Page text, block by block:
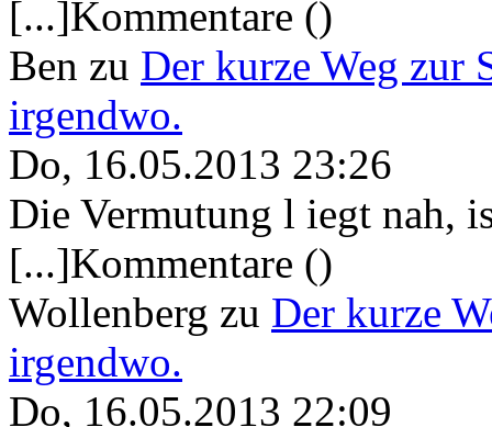
[...]Kommentare ()
Ben zu Der kurze Weg zur
irgendwo.
Do, 16.05.2013 23:26
Die Vermutung l iegt nah,
[...]Kommentare ()
Wollenberg zu Der kurze
irgendwo.
Do, 16.05.2013 22:09